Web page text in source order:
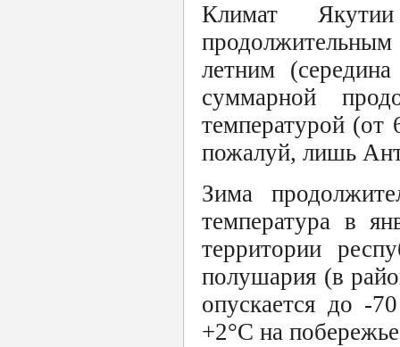
Климат Якутии
летним
суммарной
температурой (от
пожалуй, лишь
Зима
температура в
территории
полушария (в
опускается до -
+2°С на